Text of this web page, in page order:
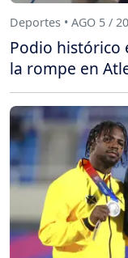
Deportes • AGO 5 /
Podio histórico
la rompe en